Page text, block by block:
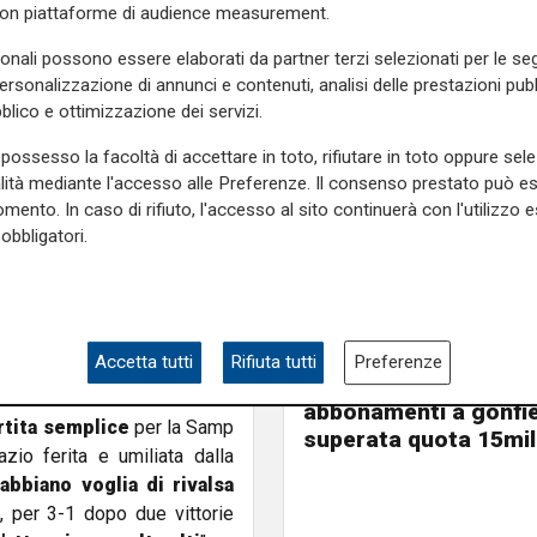
Sampdoria quest'anno ha
era andata in vantaggio.
ma questo deve
ma soprattutto con
Samp ma per coscienza
questa sconfitta per
semplice per la Samp
ferita e umiliata dalla
voglia di rivalsa
per 3-1 dopo due vittorie
Mia, Tua, Nostra
Sampdoria,
abbonamenti a
superata quota
piattaforme di audience measurement.
possono essere elaborati da partner terzi selezionati per le
di annunci e contenuti, analisi delle prestazioni
e ottimizzazione dei servizi.
la facoltà di accettare in toto, rifiutare in toto oppure
mediante l'accesso alle Preferenze. Il consenso prestato può
In caso di rifiuto, l'accesso al sito continuerà con l'utilizzo
Accetta tutti Rifiuta tutti Preferenze